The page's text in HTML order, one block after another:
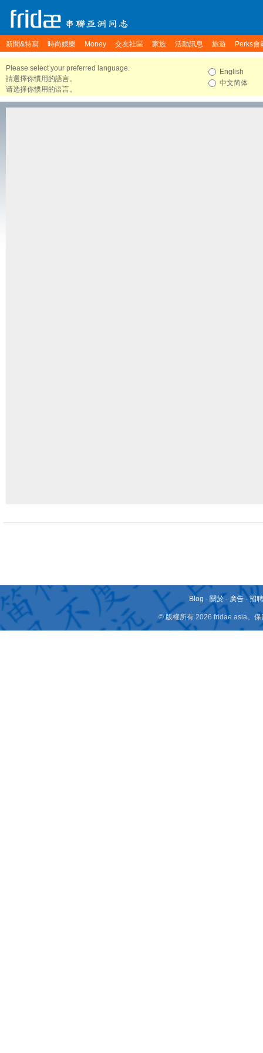
新聞&特寫 時尚娛樂 Money 交友社區 家族 活動訊息 旅遊 Perks會
Please select your preferred language.
請選擇你慣用的語言。
请选择你惯用的语言。
English
中文简体
Blog - 關於 - 廣告 -招
© 版權所有 2026 fridae.asia。